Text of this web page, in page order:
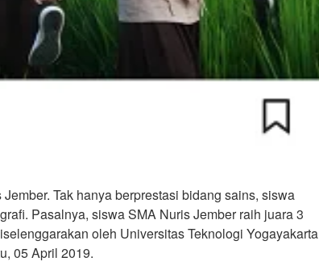
Tak hanya berprestasi bidang sains, siswa
Pasalnya, siswa SMA Nuris Jember raih juara 3
oleh Universitas Teknologi Yogayakarta
05 April 2019.